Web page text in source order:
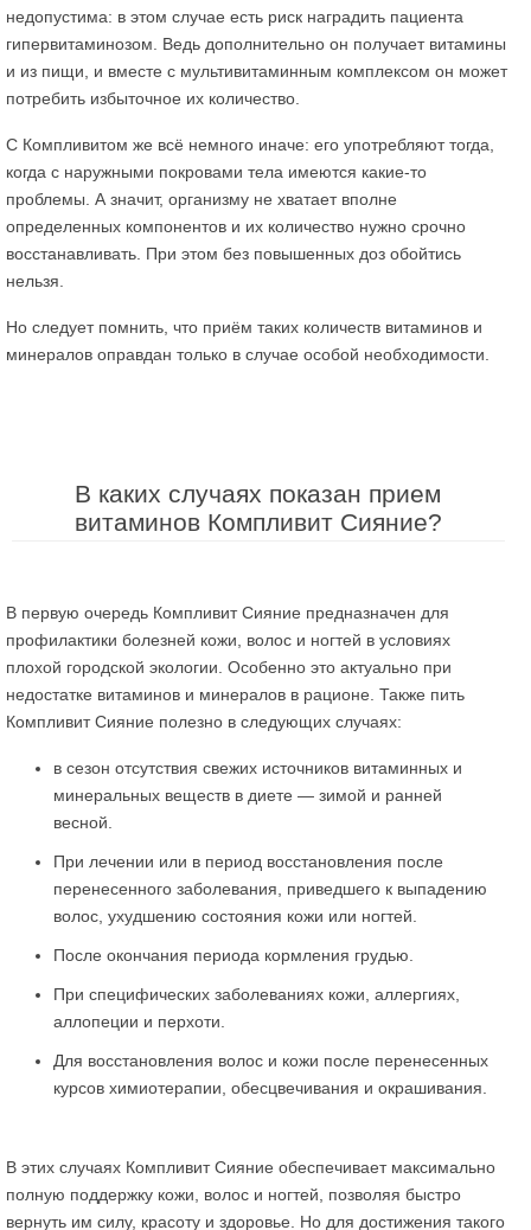
недопустима: в этом случае есть риск наградить пациента
гипервитаминозом. Ведь дополнительно он получает витамины
и из пищи, и вместе с мультивитаминным комплексом он может
потребить избыточное их количество.
С Компливитом же всё немного иначе: его употребляют тогда,
когда с наружными покровами тела имеются какие-то
проблемы. А значит, организму не хватает вполне
определенных компонентов и их количество нужно срочно
восстанавливать. При этом без повышенных доз обойтись
нельзя.
Но следует помнить, что приём таких количеств витаминов и
минералов оправдан только в случае особой необходимости.
В каких случаях показан прием
витаминов Компливит Сияние?
В первую очередь Компливит Сияние предназначен для
профилактики болезней кожи, волос и ногтей в условиях
плохой городской экологии. Особенно это актуально при
недостатке витаминов и минералов в рационе. Также пить
Компливит Сияние полезно в следующих случаях:
в сезон отсутствия свежих источников витаминных и
минеральных веществ в диете — зимой и ранней
весной.
При лечении или в период восстановления после
перенесенного заболевания, приведшего к выпадению
волос, ухудшению состояния кожи или ногтей.
После окончания периода кормления грудью.
При специфических заболеваниях кожи, аллергиях,
аллопеции и перхоти.
Для восстановления волос и кожи после перенесенных
курсов химиотерапии, обесцвечивания и окрашивания.
В этих случаях Компливит Сияние обеспечивает максимально
полную поддержку кожи, волос и ногтей, позволяя быстро
вернуть им силу, красоту и здоровье. Но для достижения такого